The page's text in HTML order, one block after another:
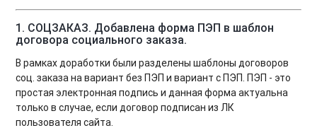
1. СОЦЗАКАЗ. Добавлена форма ПЭП в шаблон
договора социального заказа.
В рамках доработки были разделены шаблоны договоров
соц. заказа на вариант без ПЭП и вариант с ПЭП. ПЭП - это
простая электронная подпись и данная форма актуальна
только в случае, если договор подписан из ЛК
пользователя сайта.